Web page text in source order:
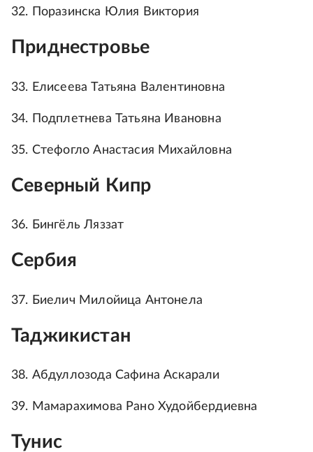
32. Поразинска Юлия Виктория
Приднестровье
33. Елисеева Татьяна Валентиновна
34. Подплетнева Татьяна Ивановна
35. Стефогло Анастасия Михайловна
Северный Кипр
36. Бингёль Ляззат
Сербия
37. Биелич Милойица Антонела
Таджикистан
38. Абдуллозода Сафина Аскарали
39. Мамарахимова Рано Худойбердиевна
Тунис